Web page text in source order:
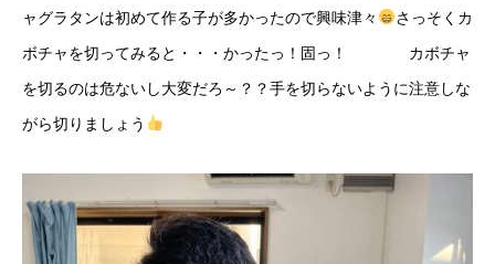
ャグラタンは初めて作る子が多かったので興味津々 さっそくカ
ボチャを切ってみると・・・かったっ！固っ！ カボチャ
を切るのは危ないし大変だろ～？？手を切らないように注意しな
がら切りましょう